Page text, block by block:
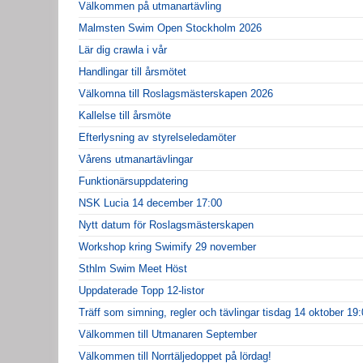
Välkommen på utmanartävling
Malmsten Swim Open Stockholm 2026
Lär dig crawla i vår
Handlingar till årsmötet
Välkomna till Roslagsmästerskapen 2026
Kallelse till årsmöte
Efterlysning av styrelseledamöter
Vårens utmanartävlingar
Funktionärsuppdatering
NSK Lucia 14 december 17:00
Nytt datum för Roslagsmästerskapen
Workshop kring Swimify 29 november
Sthlm Swim Meet Höst
Uppdaterade Topp 12-listor
Träff som simning, regler och tävlingar tisdag 14 oktober
Välkommen till Utmanaren September
Välkommen till Norrtäljedoppet på lördag!